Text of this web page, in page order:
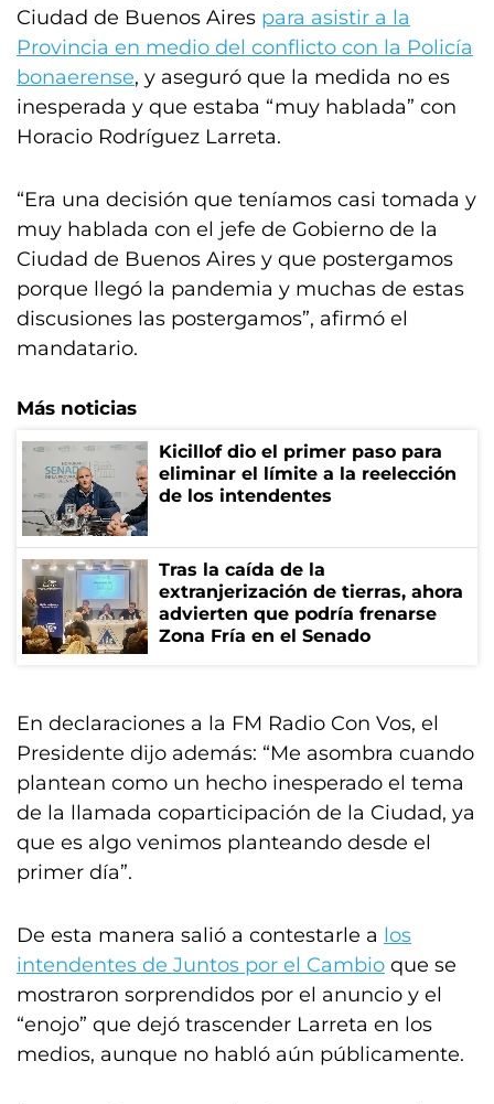
Ciudad de Buenos Aires para asistir a la
Provincia en medio del conflicto con la Policía
bonaerense, y aseguró que la medida no es
inesperada y que estaba “muy hablada” con
Horacio Rodríguez Larreta.
“Era una decisión que teníamos casi tomada y
muy hablada con el jefe de Gobierno de la
Ciudad de Buenos Aires y que postergamos
porque llegó la pandemia y muchas de estas
discusiones las postergamos”, afirmó el
mandatario.
Más noticias
Kicillof dio el primer paso para
eliminar el límite a la reelección
de los intendentes
Tras la caída de la
extranjerización de tierras, ahora
advierten que podría frenarse
Zona Fría en el Senado
En declaraciones a la FM Radio Con Vos, el
Presidente dijo además: “Me asombra cuando
plantean como un hecho inesperado el tema
de la llamada coparticipación de la Ciudad, ya
que es algo venimos planteando desde el
primer día”.
De esta manera salió a contestarle a los
intendentes de Juntos por el Cambio que se
mostraron sorprendidos por el anuncio y el
“enojo” que dejó trascender Larreta en los
medios, aunque no habló aún públicamente.